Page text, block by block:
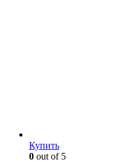
Купить
0 out of 5